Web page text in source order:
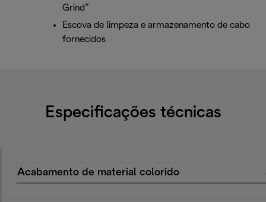
Grind”
Escova de limpeza e armazenamento de cabo
fornecidos
Especificações técnicas
Acabamento de material colorido